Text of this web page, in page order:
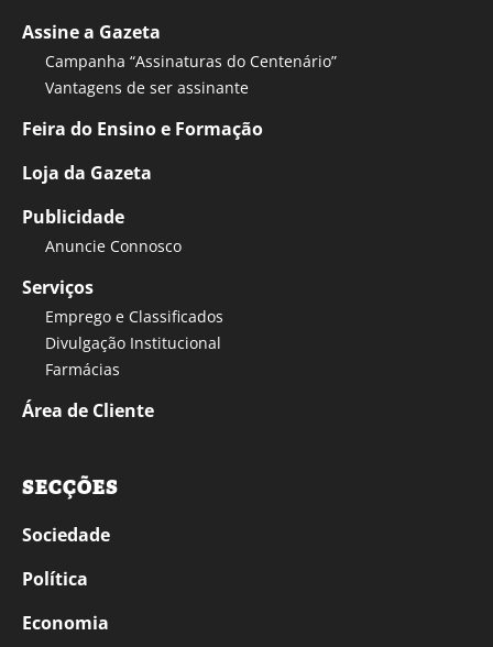
Assine a Gazeta
Campanha “Assinaturas do Centenário”
Vantagens de ser assinante
Feira do Ensino e Formação
Loja da Gazeta
Publicidade
Anuncie Connosco
Serviços
Emprego e Classificados
Divulgação Institucional
Farmácias
Área de Cliente
SECÇÕES
Sociedade
Política
Economia